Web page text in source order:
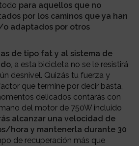
para aquellos que no
por los caminos que ya han
adaptados por otros
de tipo fat y al sistema de
, a esta bicicleta no se le resistirá
desnivel. Quizás tu fuerza y
que termine por decir basta,
delicados contarás con
del motor de 750W incluido
alcanzar una velocidad de
hora y mantenerla durante 30
de recuperación más que